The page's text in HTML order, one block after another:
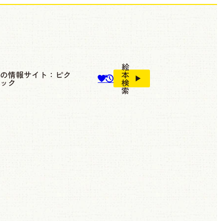
情報サイト：ピク
ク
絵
本
検
索